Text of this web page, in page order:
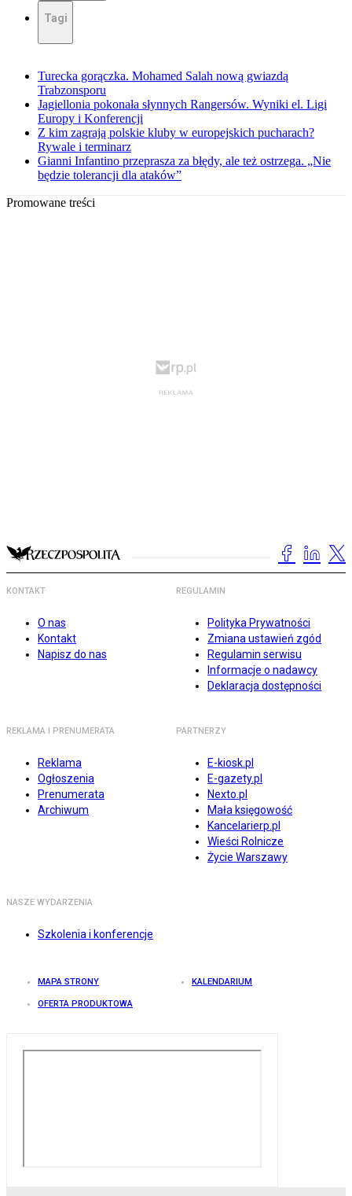
Tagi
Turecka gorączka. Mohamed Salah nową gwiazdą
Trabzonsporu
Jagiellonia pokonała słynnych Rangersów. Wyniki el. Ligi
Europy i Konferencji
Z kim zagrają polskie kluby w europejskich pucharach?
Rywale i terminarz
Gianni Infantino przeprasza za błędy, ale też ostrzega. „Nie
będzie tolerancji dla ataków”
Promowane treści
KONTAKT
O nas
Kontakt
Napisz do nas
REGULAMIN
Polityka Prywatności
Zmiana ustawień zgód
Regulamin serwisu
Informacje o nadawcy
Deklaracja dostępności
REKLAMA I PRENUMERATA
Reklama
Ogłoszenia
Prenumerata
Archiwum
PARTNERZY
E-kiosk.pl
E-gazety.pl
Nexto.pl
Mała księgowość
Kancelarierp.pl
Wieści Rolnicze
Życie Warszawy
NASZE WYDARZENIA
Szkolenia i konferencje
MAPA STRONY KALENDARIUM
OFERTA PRODUKTOWA